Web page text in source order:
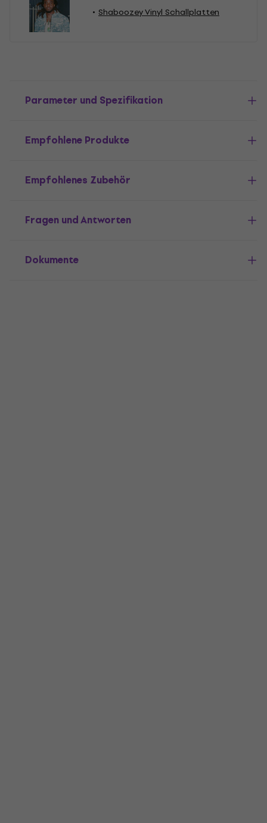
Shaboozey Vinyl Schallplatten
Parameter und Spezifikation
Empfohlene Produkte
Empfohlenes Zubehör
Fragen und Antworten
Dokumente